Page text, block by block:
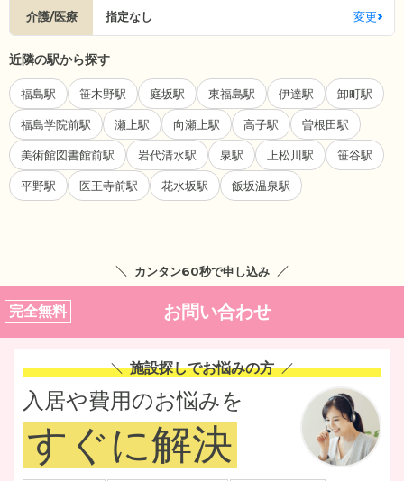
介護/医療 指定なし 変更
近隣の駅から探す
福島駅 笹木野駅 庭坂駅 東福島駅 伊達駅 卸町駅
福島学院前駅 瀬上駅 向瀬上駅 高子駅 曽根田駅
美術館図書館前駅 岩代清水駅 泉駅 上松川駅 笹谷駅
平野駅 医王寺前駅 花水坂駅 飯坂温泉駅
カンタン60秒で申し込み
完全無料 お問い合わせ
施設探しでお悩みの方
入居や費用のお悩みを
すぐに解決